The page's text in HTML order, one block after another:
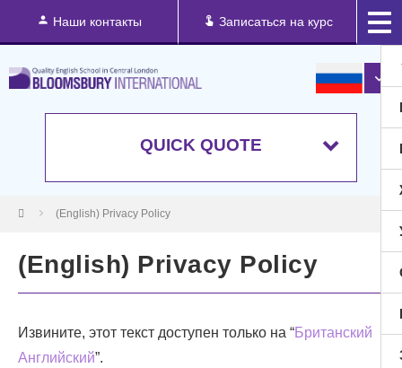
Наши контакты Записаться на курс
QUICK QUOTE
(English) Privacy Policy
(English) Privacy Policy
Извините, этот текст доступен только на “Британский
Английский”.